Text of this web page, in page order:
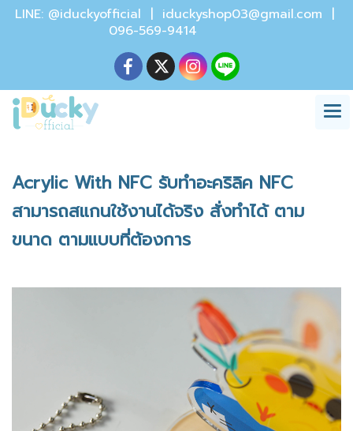
LINE: @iduckyofficial | iduckyshop03@gmail.com |
096-569-9414
Acrylic With NFC รับทำอะคริลิค NFC
สามารถสแกนใช้งานได้จริง สั่งทำได้ ตาม
ขนาด ตามแบบที่ต้องการ